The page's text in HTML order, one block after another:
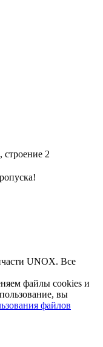
2
UNOX. Все
файлы cookies и
вы
файлов